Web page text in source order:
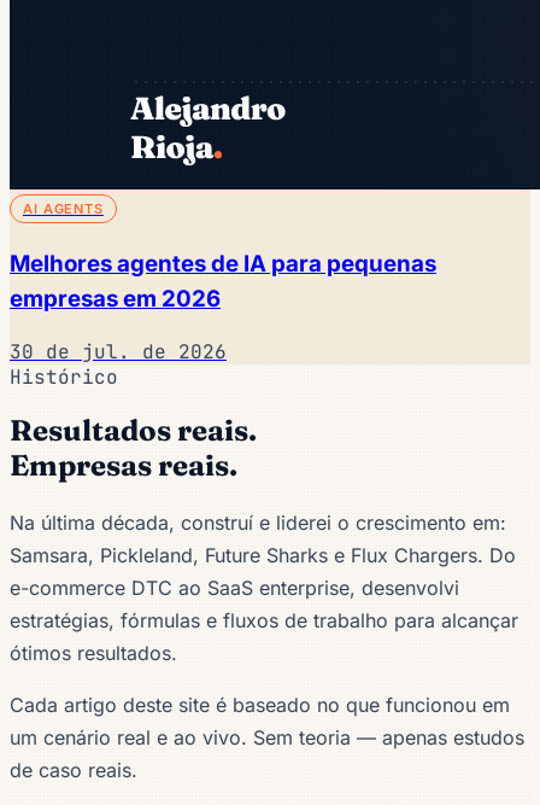
AI AGENTS
Melhores agentes de IA para pequenas
empresas em 2026
30 de jul. de 2026
Histórico
Resultados reais.
Empresas reais.
Na última década, construí e liderei o crescimento em:
Samsara, Pickleland, Future Sharks e Flux Chargers. Do
e-commerce DTC ao SaaS enterprise, desenvolvi
estratégias, fórmulas e fluxos de trabalho para alcançar
ótimos resultados.
Cada artigo deste site é baseado no que funcionou em
um cenário real e ao vivo. Sem teoria — apenas estudos
de caso reais.